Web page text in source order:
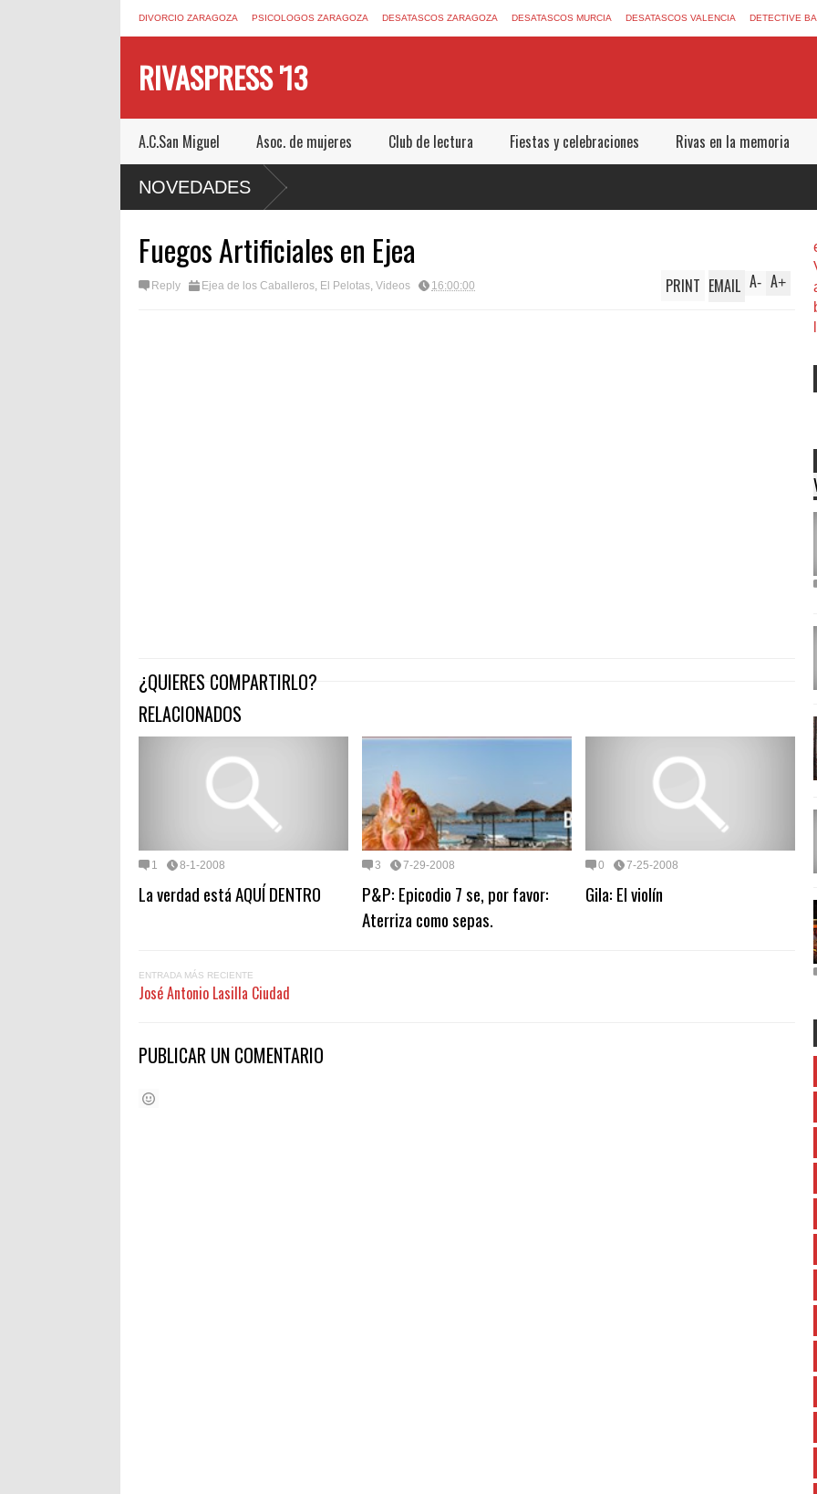
DIVORCIO ZARAGOZA PSICOLOGOS ZARAGOZA DESATASCOS ZARAGOZA DESATASCOS MURCIA DESATASCOS VALENCIA DETECTIVE
RIVASPRESS '13
A.C.San Miguel Asoc. de mujeres Club de lectura Fiestas y celebraciones Rivas en la memoria
NOVEDADES
ROOM DE MUCHO MIEDO EN
Fuegos Artificiales en Ejea
Reply Ejea de los Caballeros, El Pelotas, Videos 16:00:00 A+
A-
PRINT EMAIL
¿QUIERES COMPARTIRLO?
RELACIONADOS
1 8-1-2008
La verdad está AQUÍ DENTRO
3 7-29-2008
P&P: Epicodio 7 se, por favor:
Aterriza como sepas.
0 7-25-2008
Gila: El violín
ENTRADA MÁS RECIENTE
José Antonio Lasilla Ciudad
PUBLICAR UN COMENTARIO